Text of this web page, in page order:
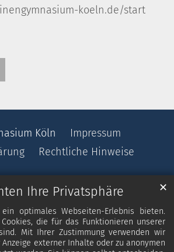
Ihre Privatsphäre
optimales Webseiten-Erlebnis bieten.
die für das Funktionieren unserer
Mit Ihrer Zustimmung verwenden wir
externer Inhalte oder zu anonymen
✕
koeln.de/start
Köln
Impressum
Rechtliche Hinweise